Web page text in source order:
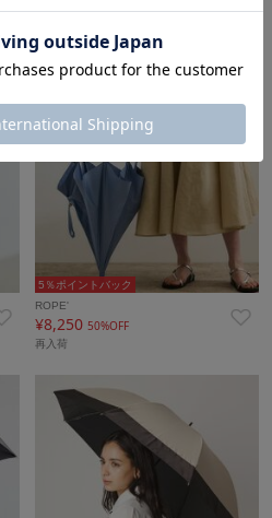
5％ポイントバック
ROPE'
¥8,250 50%OFF
再入荷